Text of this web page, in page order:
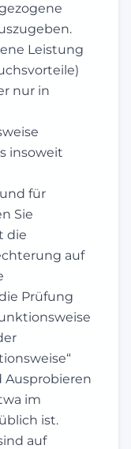
Leistung
nur in
insoweit
für
Sie
die
auf
Prüfung
Ausprobieren
im
ist.
auf